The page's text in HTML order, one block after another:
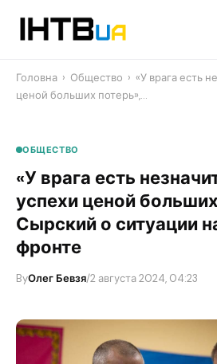
Головна › Общество › «У врага есть
ценой больших потерь»,…
ОБЩЕСТВО
«У врага есть
успехи ценой
Сырский о ситуации
фронте
ByОлег Бевзя/2 августа 2024, 04:23